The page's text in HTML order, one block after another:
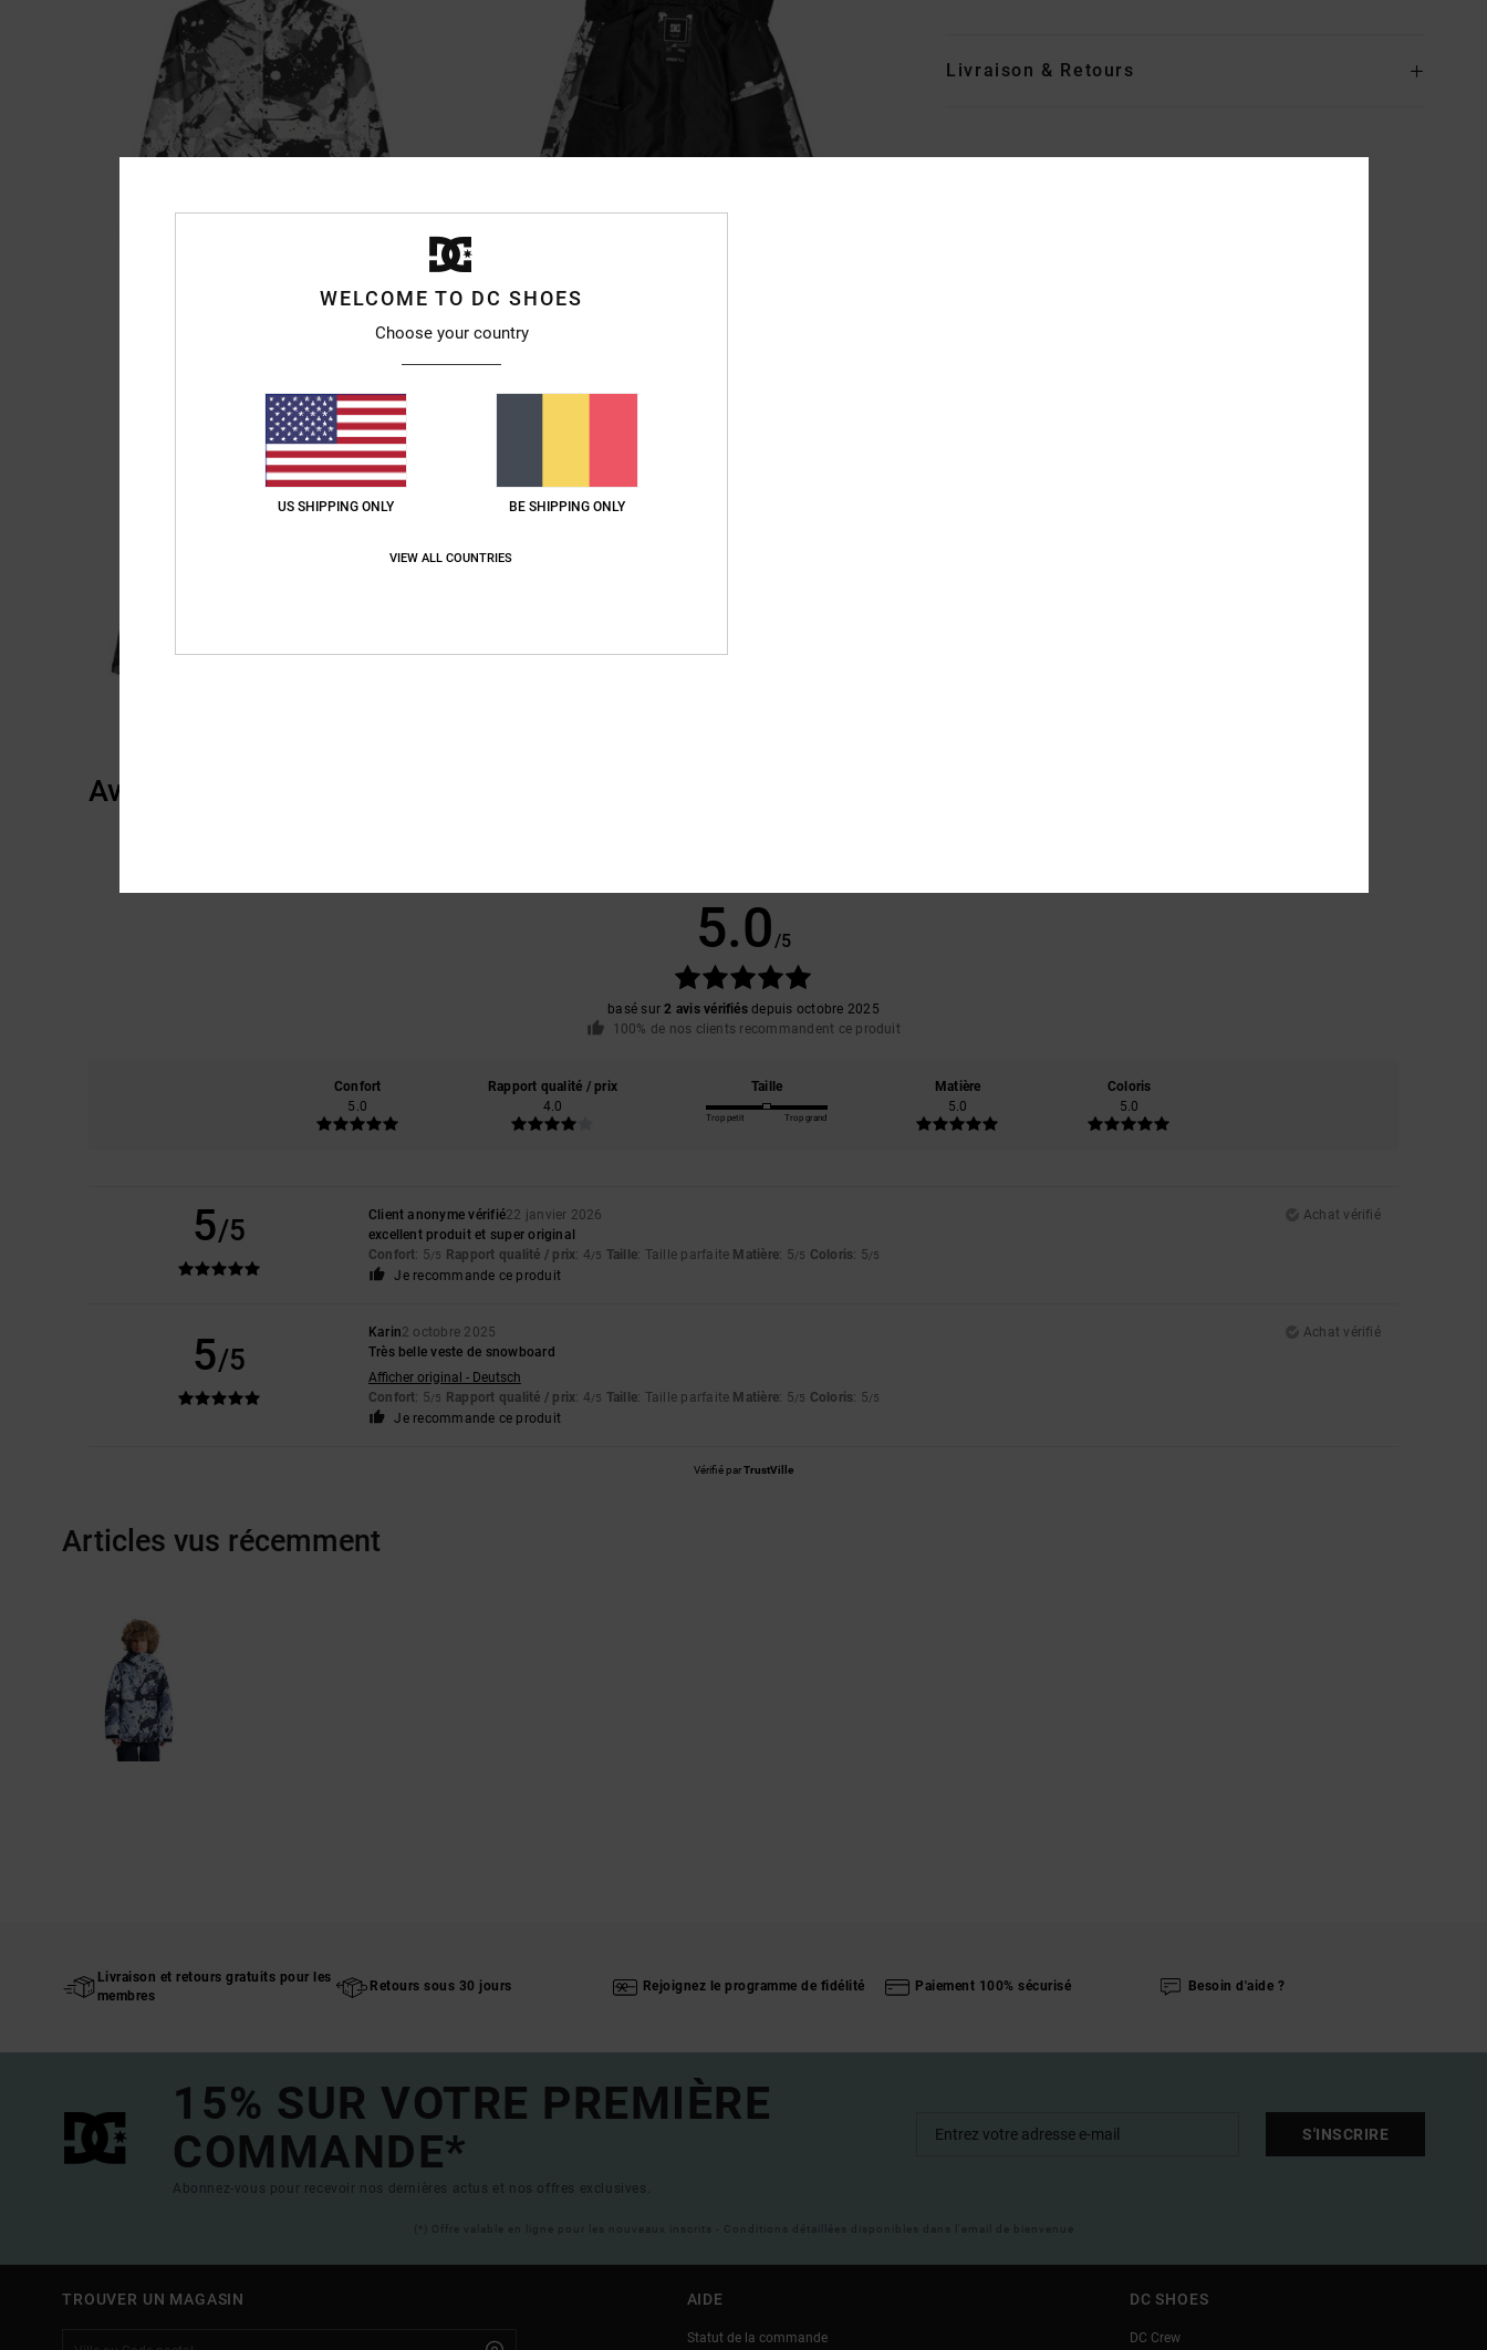
Livraison & Retours
Avis clients
5.0/5
basé sur2 avis vérifiésdepuis octobre 2025
100% de nos clients recommandent ce produit
Confort
5.0
Rapport qualité / prix
4.0
Taille
Trop petit Trop grand
Matière
5.0
Coloris
5.0
5/5 Client anonyme vérifié22 janvier 2026
Achat vérifié
excellent produit et super original
Confort: 5/5 Rapport qualité / prix: 4/5 Taille: Taille parfaite Matière: 5/5 Coloris: 5/5
Je recommande ce produit
5/5
Karin2 octobre 2025
Achat vérifié
Très belle veste de snowboard
Afficher original - Deutsch
Confort: 5/5 Rapport qualité / prix: 4/5 Taille: Taille parfaite Matière: 5/5 Coloris: 5/5
Je recommande ce produit
Vérifié parTrustVille
Articles vus récemment
Livraison et retours gratuits pour les
membres
Retours sous 30 jours Rejoignez le programme de fidélité Paiement 100% sécurisé Besoin d'aide ?
15% SUR VOTRE PREMIÈRE
COMMANDE*
Abonnez-vous pour recevoir nos dernières actus et nos offres exclusives.
S'INSCRIRE
(*) Offre valable en ligne pour les nouveaux inscrits - Conditions détaillées disponibles dans l'email de bienvenue
TROUVER UN MAGASIN AIDE
Statut de la commande
DC SHOES
DC Crew
WELCOME TO DC SHOES
Choose your country
US SHIPPING ONLY BE SHIPPING ONLY
VIEW ALL COUNTRIES